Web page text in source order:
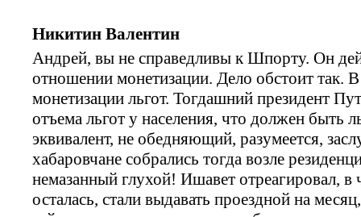
Никитин Валентин
Андрей, вы не справедливы к Шпорту. Он
отношении монетизации. Дело обстоит так.
монетизации льгот. Тогдашний президент
отъема льгот у населения, что должен быть
эквивалент, не обедняющий, разумеется,
хабаровчане собрались тогда возле
немазанный глухой! Ишавет отреагировал, в
осталась, стали выдавать проездной на